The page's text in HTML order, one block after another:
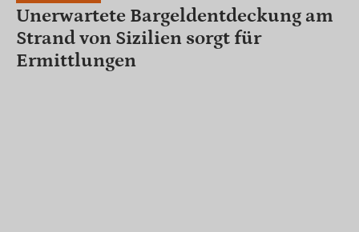
Unerwartete Bargeldentdeckung am
Strand von Sizilien sorgt für
Ermittlungen